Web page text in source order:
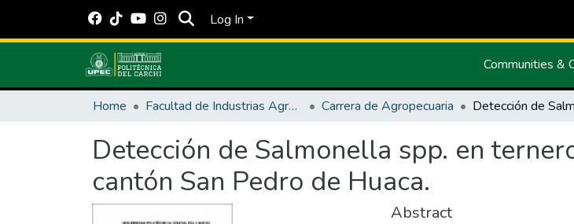
Log In
Communities &
Home Facultad de Industrias Agropecuarias y Ciencias Ambientales Carrera de Agropecuaria
Detección de Salmonella spp. en
cantón San Pedro de Huaca.
Abstract